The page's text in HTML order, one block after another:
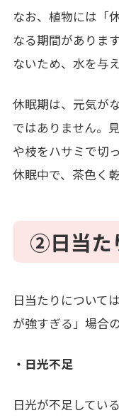
なお、植物には「
なる期間がありま
ないため、水を与
休眠期は、元気が
ではありません。
や枝をハサミで切
休眠中で、茶色く
②日当た
日当たりについて
が強すぎる」場合
・日光不足
日光が不足してい